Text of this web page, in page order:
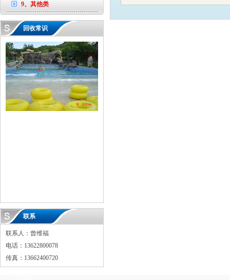
9、其他类
回收常识
联系
联系人：曾维福
电话：13622800078
传真：13662400720